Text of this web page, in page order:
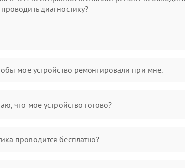
диагностику?
мое устройство ремонтировали при мне.
что мое устройство готово?
проводится бесплатно?